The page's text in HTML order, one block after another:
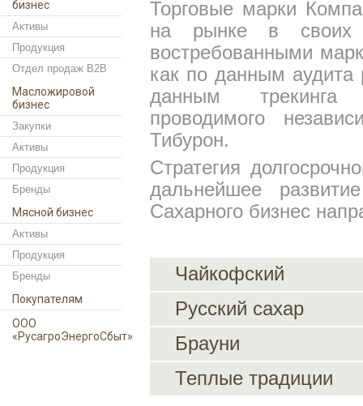
бизнес
Активы
Продукция
Отдел продаж B2B
Масложировой
бизнес
Закупки
Активы
Продукция
Бренды
Мясной бизнес
Активы
Продукция
Бренды
Покупателям
ООО
«РусагроЭнергоСбыт»
Торговые марки
на рынке в своих
востребованными
как по данным аудита
данным трекинга
проводимого
Тибурон.
Стратегия
дальнейшее
Сахарного бизнес
Чайкофский
Русский сахар
Брауни
Теплые традиции